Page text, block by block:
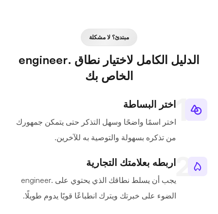
مبتدئ؟ لا مشكلة
الدليل الكامل لاختيار نطاق .engineer
الخاص بك
اختر البساطة
اختر اسمًا واضحًا وسهل التذكر حتى يتمكن جمهورك
من تذكره بسهولة والتوصية به للآخرين.
اربطه بعلامتك التجارية
يجب أن يسلط نطاقك الذي يحتوي على .engineer
الضوء على خبرتك ويترك انطباعًا قويًا يدوم طويلًا.